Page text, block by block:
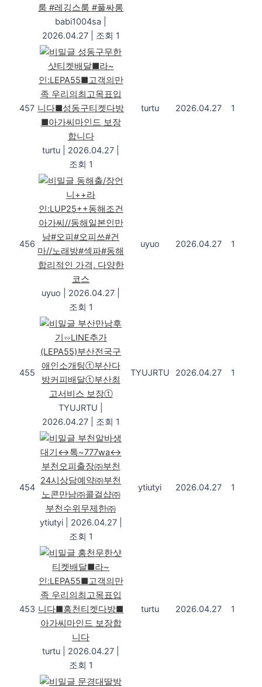
룸 #레깅스룸 #풀싸롱
babi1004sa
2026.04.27
조회 1
457
성동구무한
샷티켓배달■라~
인:LEPA55■고객의만
족 우리의최고목표입
니다■성동구티켓다방
■아가씨마인드 보장
합니다
turtu
2026.04.27
조회 1
turtu 2026.04.27 1
456
동해출/장언
니++라
인:LUP25++동해조건
아가씨//동해일본인만
남#오피#오피쓰#건
마//노래방#섹파#동해
합리적인 가격, 다양한
코스
uyuo
2026.04.27
조회 1
uyuo 2026.04.27 1
455
부산만남후
기∽LINE추가
(LEPA55)부산전국구
애인소개팅ⓣ부산다
방커피배달ⓣ부산최
고서비스 보장ⓣ
TYUJRTU
2026.04.27
조회 1
TYUJRTU 2026.04.27 1
454
부천알바생
대기↔톡~777wa↔
부천오피출장㈜부천
24시상담예약㈜부천
노콘만남㈜콜걸샵㈜
부천수위무제한㈜
ytiutyi
2026.04.27
조회 1
ytiutyi 2026.04.27 1
453
홍천무한샷
티켓배달■라~
인:LEPA55■고객의만
족 우리의최고목표입
니다■홍천티켓다방■
아가씨마인드 보장합
니다
turtu
2026.04.27
조회 1
turtu 2026.04.27 1
문경대딸방